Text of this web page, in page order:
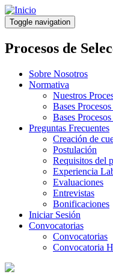
Pasar
al
contenido
principal
Toggle navigation
Procesos de
Sobre Nosotros
Normativa
Nuestros
Bases
Bases
Preguntas Frecuentes
Creación de
Postulación
Requisitos del
Experiencia
Evaluaciones
Entrevistas
Bonificaciones
Iniciar Sesión
Convocatorias
Convocatorias
Convocatoria